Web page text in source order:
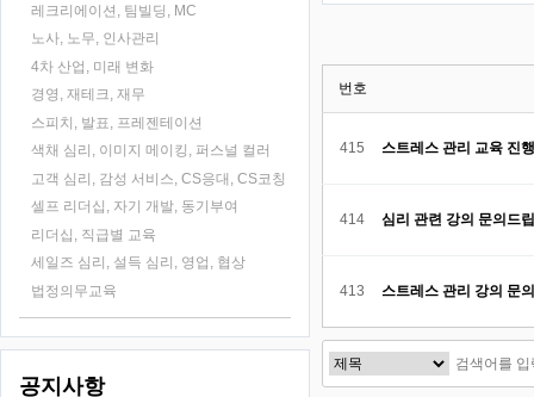
레크리에이션, 팀빌딩, MC
노사, 노무, 인사관리
4차 산업, 미래 변화
경영, 재테크, 재무
스피치, 발표, 프레젠테이션
색채 심리, 이미지 메이킹, 퍼스널 컬러
고객 심리, 감성 서비스, CS응대, CS코칭
셀프 리더십, 자기 개발, 동기부여
리더십, 직급별 교육
세일즈 심리, 설득 심리, 영업, 협상
법정의무교육
공지사항
번호
415 스트레스 관리 교육 진
414 심리 관련 강의 문의드
413 스트레스 관리 강의 문